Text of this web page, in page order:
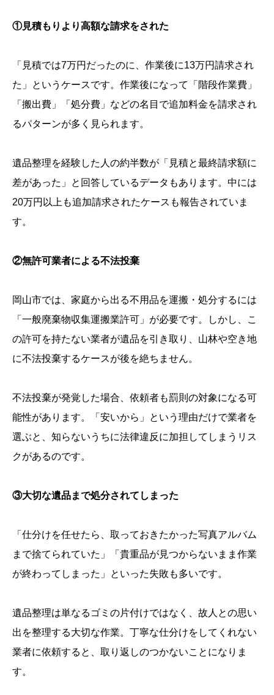
①見積もりより高額な請求をされた
「見積では7万円だったのに、作業後に13万円請求され
た」というケースです。作業後になって「階段作業費」
「搬出費」「処分費」などの名目で追加料金を請求され
るパターンが多く見られます。
遺品整理を経験した人の約半数が「見積と最終請求額に
差があった」と回答しているデータもあります。中には
20万円以上も追加請求されたケースも報告されていま
す。
②無許可業者による不法投棄
岡山市では、家庭から出る不用品を運搬・処分するには
「一般廃棄物収集運搬業許可」が必要です。しかし、こ
の許可を持たない業者が遺品を引き取り、山林や空き地
に不法投棄するケースが後を絶ちません。
不法投棄が発覚した場合、依頼者も罰則の対象になる可
能性があります。「安いから」という理由だけで業者を
選ぶと、知らないうちに法律違反に加担してしまうリス
クがあるのです。
③大切な遺品まで処分されてしまった
「仕分けを任せたら、取っておきたかった写真アルバム
まで捨てられていた」「貴重品が見つからないまま作業
が終わってしまった」といった失敗も多いです。
遺品整理は単なるゴミの片付けではなく、故人との思い
出を整理する大切な作業。丁寧な仕分けをしてくれない
業者に依頼すると、取り返しのつかないことになりま
す。